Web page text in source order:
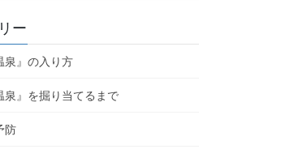
ー
泉』の入り方
泉』を掘り当てるまで
防